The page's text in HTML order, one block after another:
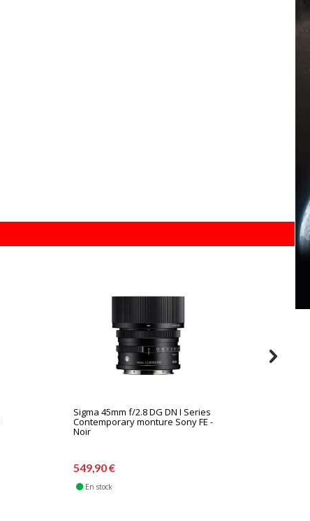
Sigma 45mm f/2.8 DG DN I Series
Contemporary monture Sony FE -
Noir
549,90 €
En stock